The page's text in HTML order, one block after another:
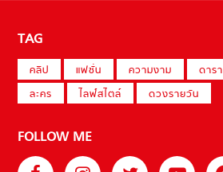
TAG
คลิป แฟชั่น ความงาม ดารา
ละคร
ไลฟ์สไตล์ ดวงรายวัน
FOLLOW ME